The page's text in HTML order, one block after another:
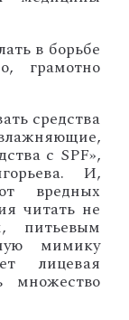
в борьбе
грамотно
средства
с SPF»,
И,
вредных
читать не
питьевым
мимику
лицевая
множество